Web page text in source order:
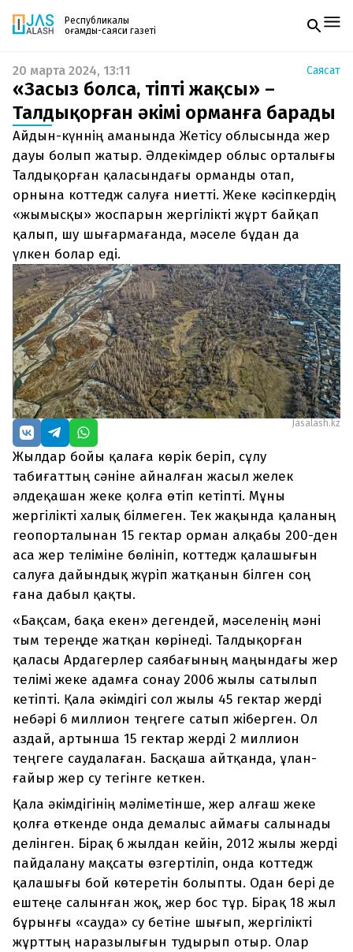
Республикалық
қоғамдық-саяси газеті
Жаңалықтар
Спорт
Live
Руханият
Аймақ
Архив
Заң және тәртіп
Редакциямен байланыс
+7 708 604 51 06
Жарнама бөлімі
+7 701 220 64 52
Пошта
zhasalash100@gmail.com
Газетке жазылу
PDF форматтағы газетті ай сайын электронды
поштаңызға алып отырыңыз. Жаңа нөмір
шыққан сәтте сізге бірден жіберіледі. Тек email
енгізіңіз, біз қалғанын өзіміз жібереміз.
20 марта 2024, 13:11 Саясат
«Заңсыз болса, тіпті жақсы» –
Талдықорған әкімі орманға барады
Айдын-күннің аманында Жетісу облысында жер
дауы болып жатыр. Әлдекімдер облыс орталығы
Талдықорған қаласындағы орманды отап,
орнына коттедж салуға ниетті. Жеке кәсіпкердің
«жымысқы» жоспарын жергілікті жұрт байқап
қалып, шу шығармағанда, мәселе бұдан да
үлкен болар еді.
Jasalash.kz
Жылдар бойы қалаға көрік беріп, сұлу
табиғаттың сәніне айналған жасыл желек
әлдеқашан жеке қолға өтіп кетіпті. Мұны
жергілікті халық білмеген. Тек жақында қаланың
геопорталынан 15 гектар орман алқабы 200-ден
аса жер теліміне бөлініп, коттедж қалашығын
салуға дайындық жүріп жатқанын білген соң
ғана дабыл қақты.
«Бақсам, бақа екен» дегендей, мәселенің мәні
тым тереңде жатқан көрінеді. Талдықорған
қаласы Ардагерлер саябағының маңындағы жер
телімі жеке адамға сонау 2006 жылы сатылып
кетіпті. Қала әкімдігі сол жылы 45 гектар жерді
небәрі 6 миллион теңгеге сатып жіберген. Ол
аздай, артынша 15 гектар жерді 2 миллион
теңгеге саудалаған. Басқаша айтқанда, ұлан-
ғайыр жер су тегінге кеткен.
Қала әкімдігінің мәліметінше, жер алғаш жеке
қолға өткенде онда демалыс аймағы салынады
делінген. Бірақ 6 жылдан кейін, 2012 жылы жерді
пайдалану мақсаты өзгертіліп, онда коттедж
қалашығы бой көтеретін болыпты. Одан бері де
ештеңе салынған жоқ, жер бос тұр. Бірақ 18 жыл
бұрынғы «сауда» су бетіне шығып, жергілікті
жұрттың наразылығын тудырып отыр. Олар